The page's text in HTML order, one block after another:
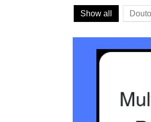
Show all